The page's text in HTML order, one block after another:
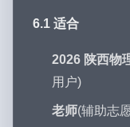
6.1 适合
2026 陕西物
用户)
老师(辅助志